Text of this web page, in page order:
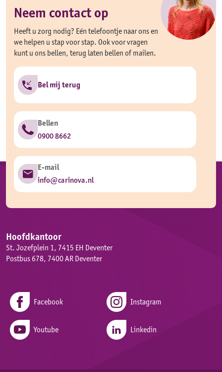
Neem contact op
Heeft u zorg nodig? Eén telefoontje naar ons en
we helpen u stap voor stap. Ook voor vragen
kunt u ons bellen, terug laten bellen of mailen.
Bel mij terug
Bellen
0900 8662
E-mail
info@carinova.nl
Hoofdkantoor
St. Jozefplein 1, 7415 EH Deventer
Postbus 678, 7400 AR Deventer
Facebook Instagram
Youtube Linkedin